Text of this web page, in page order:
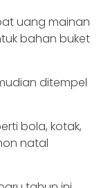
uang mainan
bahan buket
ditempel
bola, kotak,
natal